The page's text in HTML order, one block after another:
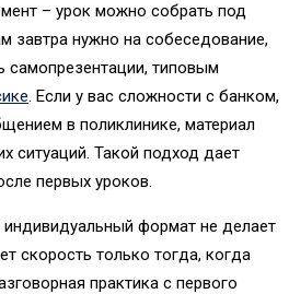
– урок можно собрать под
завтра нужно на собеседование,
самопрезентации, типовым
. Если у вас сложности с банком,
в поликлинике, материал
ситуаций. Такой подход дает
первых уроков.
индивидуальный формат не делает
скорость только тогда, когда
практика с первого